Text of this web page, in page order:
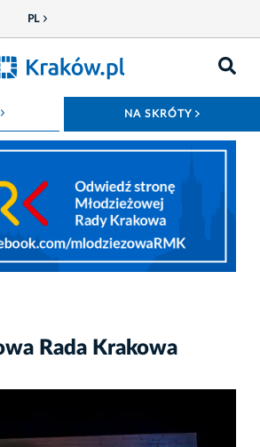
PL
ROZWIŃ MENU NA SKRÓTY
Rada Krakowa